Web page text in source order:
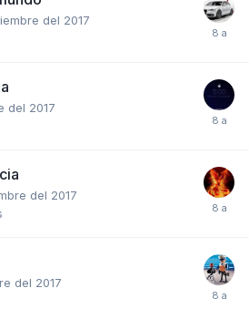
del 2017
del 2017
del 2017
del 2017